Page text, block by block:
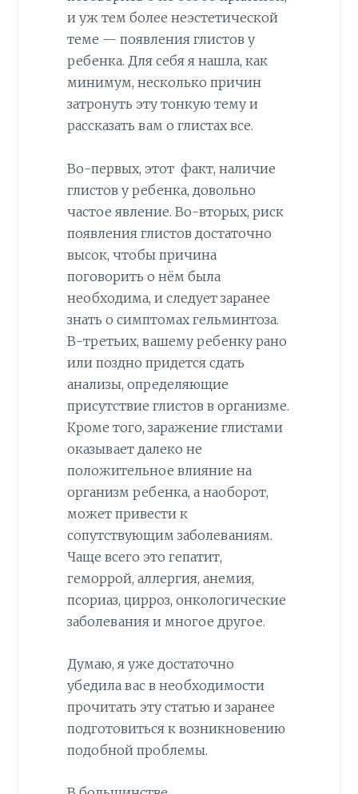
и уж тем более неэстетической
теме — появления глистов у
ребенка. Для себя я нашла, как
минимум, несколько причин
затронуть эту тонкую тему и
рассказать вам о глистах все.
Во-первых, этот факт, наличие
глистов у ребенка, довольно
частое явление. Во-вторых, риск
появления глистов достаточно
высок, чтобы причина
поговорить о нём была
необходима, и следует заранее
знать о симптомах гельминтоза.
В-третьих, вашему ребенку рано
или поздно придется сдать
анализы, определяющие
присутствие глистов в организме.
Кроме того, заражение глистами
оказывает далеко не
положительное влияние на
организм ребенка, а наоборот,
может привести к
сопутствующим заболеваниям.
Чаще всего это гепатит,
геморрой, аллергия, анемия,
псориаз, цирроз, онкологические
заболевания и многое другое.
Думаю, я уже достаточно
убедила вас в необходимости
прочитать эту статью и заранее
подготовиться к возникновению
подобной проблемы.